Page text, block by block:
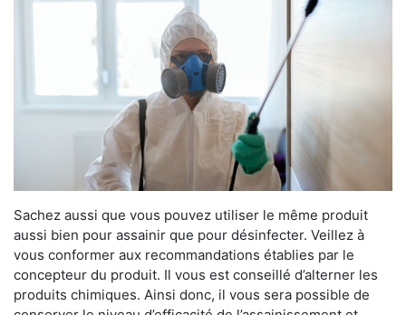
Sachez aussi que vous pouvez utiliser le même produit
aussi bien pour assainir que pour désinfecter. Veillez à
vous conformer aux recommandations établies par le
concepteur du produit. Il vous est conseillé d’alterner les
produits chimiques. Ainsi donc, il vous sera possible de